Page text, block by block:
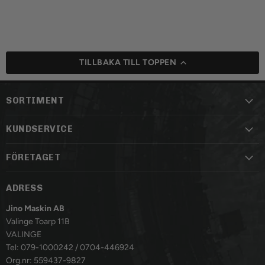
TILLBAKA TILL TOPPEN
SORTIMENT
KUNDSERVICE
FÖRETAGET
ADRESS
Jino Maskin AB
Valinge Toarp 11B
VALINGE
Tel: 079-1000242 / 0704-446924
Org.nr: 559437-9827